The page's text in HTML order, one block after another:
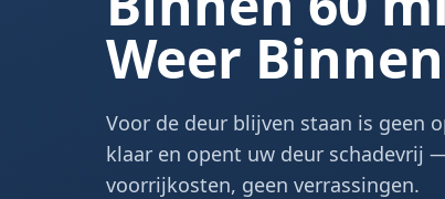
Weer Binnen
Voor de deur blijven staan is geen
klaar en opent uw deur schadevrij
voorrijkosten, geen verrassingen.